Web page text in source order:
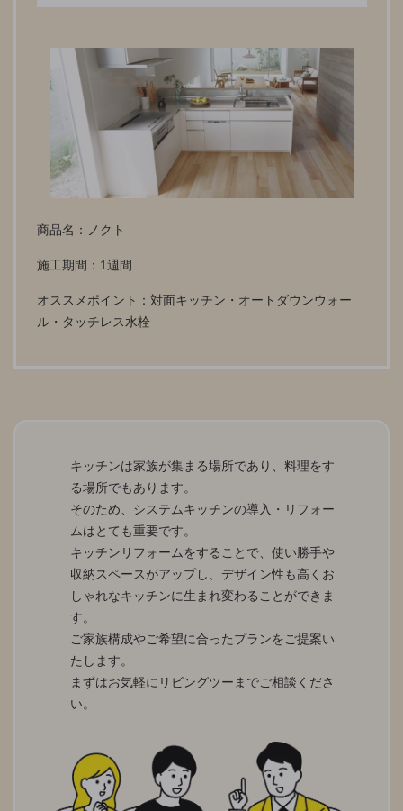
商品名：ノクト
施工期間：1週間
オススメポイント：対面キッチン・オートダウンウォー
ル・タッチレス水栓
キッチンは家族が集まる場所であり、料理をす
る場所でもあります。
そのため、システムキッチンの導入・リフォー
ムはとても重要です。
キッチンリフォームをすることで、使い勝手や
収納スペースがアップし、デザイン性も高くお
しゃれなキッチンに生まれ変わることができま
す。
ご家族構成やご希望に合ったプランをご提案い
たします。
まずはお気軽にリビングツーまでご相談くださ
い。